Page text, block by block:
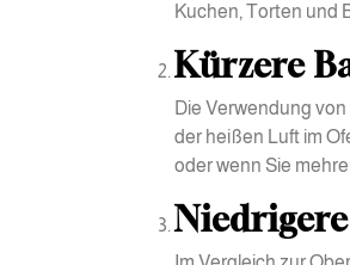
Kuchen, Torten und
Kürzere
Die Verwendung
der heißen Luft im
oder wenn Sie